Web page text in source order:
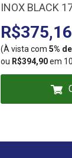
INOX BLACK
R$375,16
(À vista com 5%
ou R$394,90em